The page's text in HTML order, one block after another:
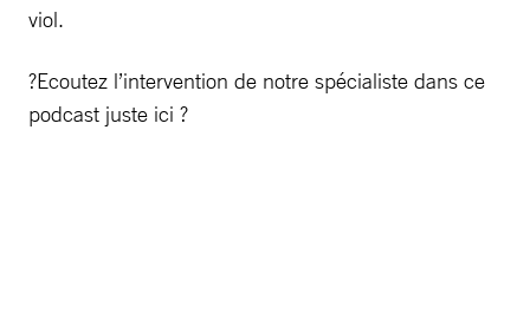
viol.
?Ecoutez l’intervention de notre spécialiste dans ce
podcast juste ici ?